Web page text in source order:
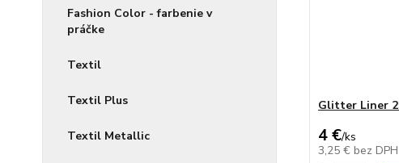
Fashion Color - farbenie v
práčke
Textil
Textil Plus
Textil Metallic
Glitter Liner
4 €/ks
3,25 € bez DPH